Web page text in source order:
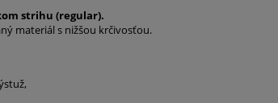
strihu (regular).
materiál s nižšou krčivosťou.